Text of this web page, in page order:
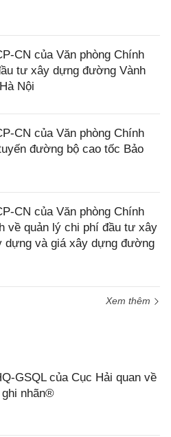
CN của Văn phòng Chính
tư xây dựng đường Vành
Nội
CN của Văn phòng Chính
đường bộ cao tốc Bảo
CN của Văn phòng Chính
về quản lý chi phí đầu tư xây
dựng và giá xây dựng đường
Xem thêm
GSQL của Cục Hải quan về
nhãn®